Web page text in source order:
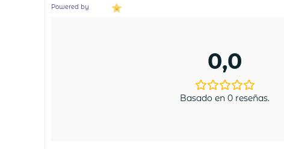
Powered by
0,0
Basado en 0 reseñas.